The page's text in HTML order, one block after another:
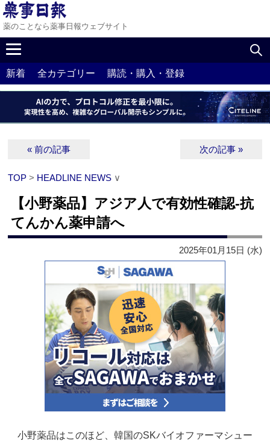
薬のことなら薬事日報ウェブサイト
新着 全カテゴリー 購読・購入・登録
« 前の記事 次の記事 »
TOP > HEADLINE NEWS ∨
【小野薬品】アジア人で有効性確認‐抗
てんかん薬申請へ
2025年01月15日 (水)
小野薬品はこのほど、韓国のSKバイオファーマシュー